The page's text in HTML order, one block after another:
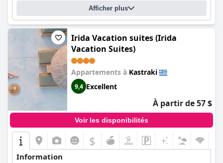
Afficher plus
Irida Vacation suites (Irida
Vacation Suites)
Appartements à Kastraki
9,4 Excellent
À partir de 57 $
Voir les disponibilités
$
Information